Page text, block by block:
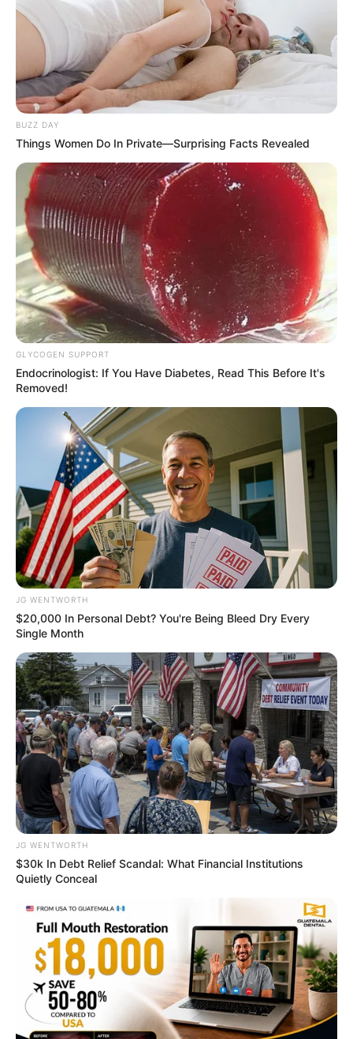
Remember Hensel Twins? Grab Tissues Before You
See Them Now
This Video Always Makes You Laugh, You Go Back
And Watch Again
Stop Waiting In Line: The 87¢ Generic Viagra Is
Actually "Self-Serve" In Aisle 7
FRIDAY PLANS
แนะนำ
ดูดวง
ดูเพิ่มเติม
BUZZ DAY
Things Women Do In Private—Surprising Facts Revealed
GLYCOGEN SUPPORT
Endocrinologist: If You Have Diabetes, Read This Before It's
Removed!
JG WENTWORTH
$20,000 In Personal Debt? You're Being Bleed Dry Every
Single Month
JG WENTWORTH
$30k In Debt Relief Scandal: What Financial Institutions
Quietly Conceal